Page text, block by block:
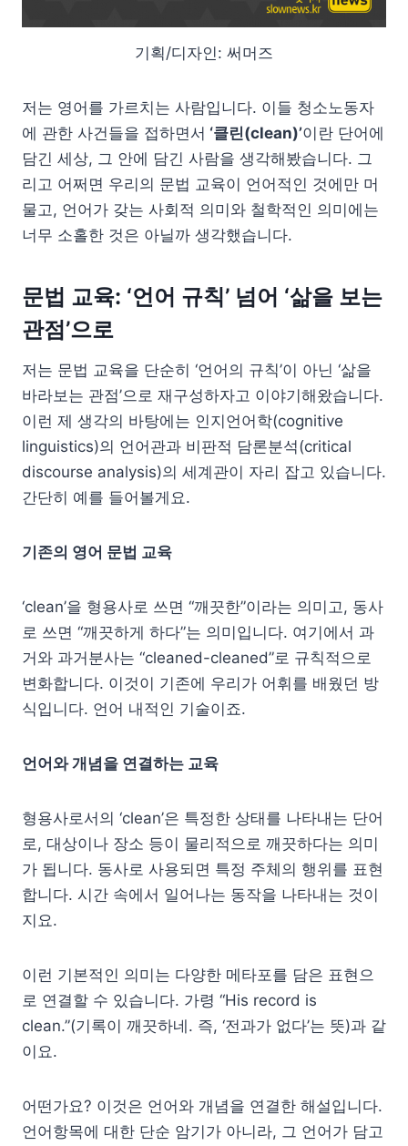
기획/디자인: 써머즈
저는 영어를 가르치는 사람입니다. 이들 청소노동자
에 관한 사건들을 접하면서 ‘클린(clean)’이란 단어에
담긴 세상, 그 안에 담긴 사람을 생각해봤습니다. 그
리고 어쩌면 우리의 문법 교육이 언어적인 것에만 머
물고, 언어가 갖는 사회적 의미와 철학적인 의미에는
너무 소홀한 것은 아닐까 생각했습니다.
문법 교육: ‘언어 규칙’ 넘어 ‘삶을 보는
관점’으로
저는 문법 교육을 단순히 ‘언어의 규칙’이 아닌 ‘삶을
바라보는 관점’으로 재구성하자고 이야기해왔습니다.
이런 제 생각의 바탕에는 인지언어학(cognitive
linguistics)의 언어관과 비판적 담론분석(critical
discourse analysis)의 세계관이 자리 잡고 있습니다.
간단히 예를 들어볼게요.
기존의 영어 문법 교육
‘clean’을 형용사로 쓰면 “깨끗한”이라는 의미고, 동사
로 쓰면 “깨끗하게 하다”는 의미입니다. 여기에서 과
거와 과거분사는 “cleaned-cleaned”로 규칙적으로
변화합니다. 이것이 기존에 우리가 어휘를 배웠던 방
식입니다. 언어 내적인 기술이죠.
언어와 개념을 연결하는 교육
형용사로서의 ‘clean’은 특정한 상태를 나타내는 단어
로, 대상이나 장소 등이 물리적으로 깨끗하다는 의미
가 됩니다. 동사로 사용되면 특정 주체의 행위를 표현
합니다. 시간 속에서 일어나는 동작을 나타내는 것이
지요.
이런 기본적인 의미는 다양한 메타포를 담은 표현으
로 연결할 수 있습니다. 가령 “His record is
clean.”(기록이 깨끗하네. 즉, ‘전과가 없다’는 뜻)과 같
이요.
어떤가요? 이것은 언어와 개념을 연결한 해설입니다.
언어항목에 대한 단순 암기가 아니라, 그 언어가 담고